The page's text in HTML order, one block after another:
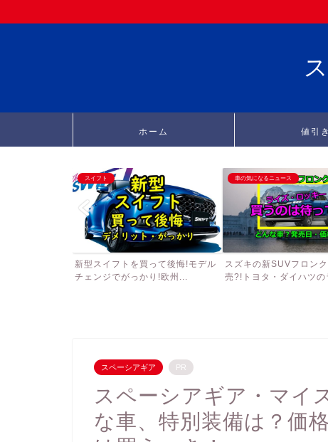
ホーム 値引き
スイフト
新型スイフトを買って後悔!モデル
チェンジでがっかり!欧州...
車の気になるニュース
スズキの新SUVフロン
売?!トヨタ・ダイハツの
スペーシアギア PR
スペーシアギア・マイ
な車、特別装備は？価